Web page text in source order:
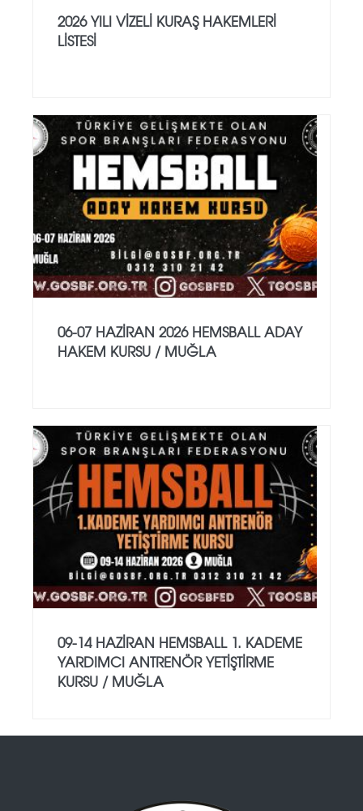
2026 YILI VİZELİ KURAŞ HAKEMLERİ
LİSTESİ
06-07 HAZİRAN 2026 HEMSBALL ADAY
HAKEM KURSU / MUĞLA
09-14 HAZİRAN HEMSBALL 1. KADEME
YARDIMCI ANTRENÖR YETİŞTİRME
KURSU / MUĞLA